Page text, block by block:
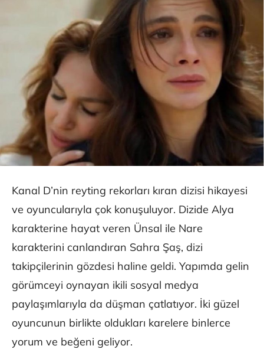
Kanal D’nin reyting rekorları kıran dizisi hikayesi
ve oyuncularıyla çok konuşuluyor. Dizide Alya
karakterine hayat veren Ünsal ile Nare
karakterini canlandıran Sahra Şaş, dizi
takipçilerinin gözdesi haline geldi. Yapımda gelin
görümceyi oynayan ikili sosyal medya
paylaşımlarıyla da düşman çatlatıyor. İki güzel
oyuncunun birlikte oldukları karelere binlerce
yorum ve beğeni geliyor.